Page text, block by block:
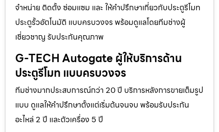
จำหน่าย ติดตั้ง ซ่อมแซม และ ให้คำปรึกษาเกี่ยวกับประตูรีโมท
ประตูรั้วอัตโนมัติ แบบครบวงจร พร้อมดูแลโดยทีมช่างผู้
เชี่ยวชาญ รับประกันคุณภาพ
G-TECH Autogate ผู้ให้บริการด้าน
ประตูรีโมท แบบครบวงจร
ทีมช่างมากประสบการณ์กว่า 20 ปี บริการหลังการขายเต็มรูป
แบบ ดูแลให้คำปรึกษาตั้งแต่เริ่มต้นจนจบ พร้อมรับประกัน
อะไหล่ 2 ปี และตัวเครื่อง 5 ปี